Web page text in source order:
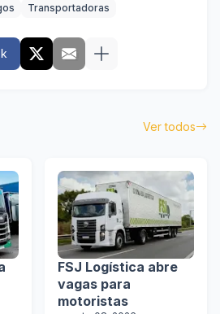
Transportadoras
Ver todos
FSJ Logística abre
vagas para
motoristas